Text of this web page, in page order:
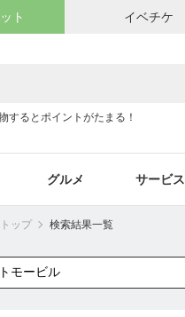
ト イベチケ
するとポイントがたまる！
グルメ サービス
ップ 検索結果一覧